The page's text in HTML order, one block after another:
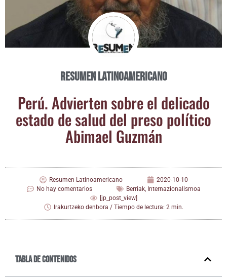
Resumen Latinoamericano
Perú. Advier­ten sobre el deli­ca­do
esta­do de salud del pre­so polí­ti­co
Abi­mael Guzmán
Resumen Latinoamericano
2020-10-10
No hay comentarios
Berriak, Internazionalismoa
[jp_post_view]
Irakurtzeko denbora / Tiempo de lectura: 2 min.
Tabla de contenidos